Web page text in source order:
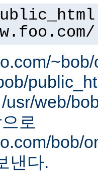
usr/web/
로
bob/
낸다.